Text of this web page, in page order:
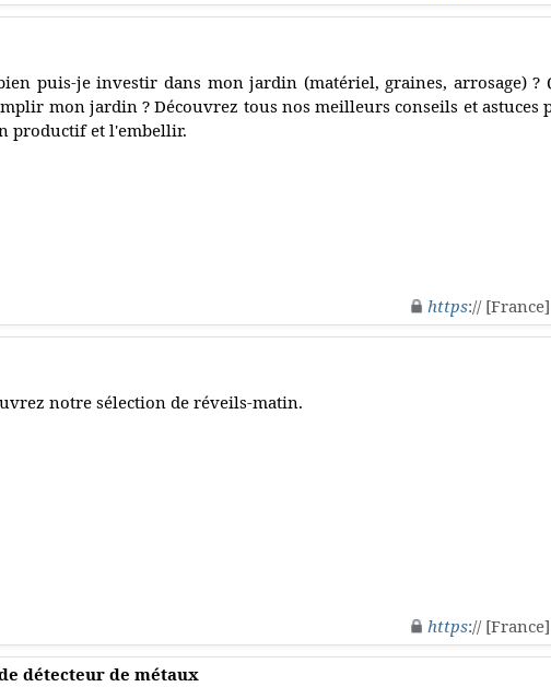
puis-je investir dans mon jardin (matériel, graines, arrosage) ?
mon jardin ? Découvrez tous nos meilleurs conseils et astuces
productif et l'embellir.
https://
notre sélection de réveils-matin.
https://
détecteur de métaux